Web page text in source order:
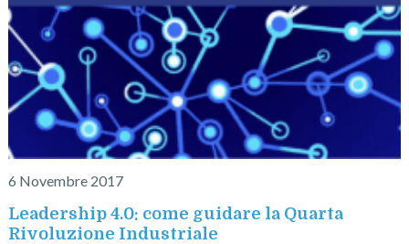
6 Novembre 2017
Leadership 4.0: come guidare la Quarta
Rivoluzione Industriale